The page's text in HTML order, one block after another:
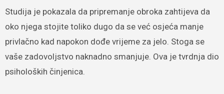
Studija je pokazala da pripremanje obroka zahtijeva da
oko njega stojite toliko dugo da se već osjeća manje
privlačno kad napokon dođe vrijeme za jelo. Stoga se
vaše zadovoljstvo naknadno smanjuje. Ova je tvrdnja dio
psiholoških činjenica.